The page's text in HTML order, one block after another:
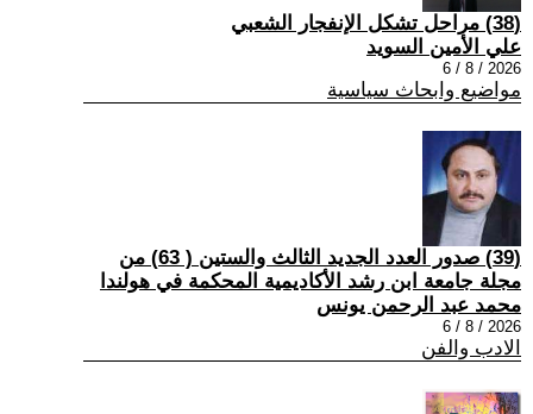
(38) مراحل تشكل الإنفجار الشعبي
علي الأمين السويد
2026 / 8 / 6
مواضيع وابحاث سياسية
(39) صدور العدد الجديد الثالث والستين ( 63) من
مجلة جامعة ابن رشد الأكاديمية المحكمة في هولندا
محمد عبد الرحمن يونس
2026 / 8 / 6
الادب والفن